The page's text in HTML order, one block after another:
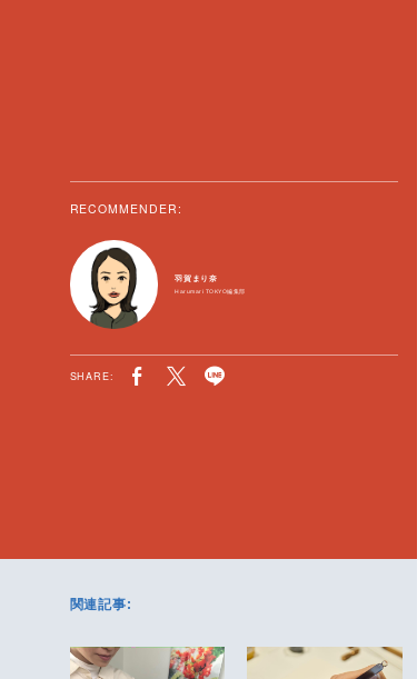
RECOMMENDER:
羽賀まり奈
Harumari TOKYO編集部
SHARE:
関連記事: